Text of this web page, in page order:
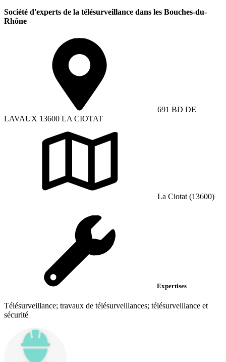
Société d'experts de la télésurveillance dans les Bouches-du-
Rhône
691 BD DE
LAVAUX 13600 LA CIOTAT
La Ciotat (13600)
Expertises
Télésurveillance; travaux de télésurveillances; télésurveillance et
sécurité